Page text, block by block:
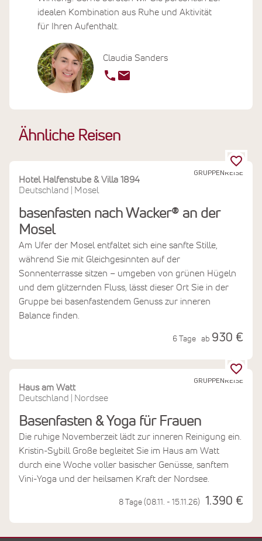
Ähnliche Reisen
GRUPPENREISE
Hotel Halfenstube & Villa 1894
Deutschland
Mosel
basenfasten nach Wacker® an der
Mosel
Am Ufer der Mosel entfaltet sich eine sanfte Stille,
während Sie mit Gleichgesinnten auf der
Sonnenterrasse sitzen – umgeben von grünen Hügeln
und dem glitzernden Fluss, lässt dieser Ort Sie in der
Gruppe bei basenfastendem Genuss zur inneren
Balance finden.
6 Tage ab 930 €
GRUPPENREISE
Haus am Watt
Deutschland
Nordsee
Basenfasten & Yoga für Frauen
Die ruhige Novemberzeit lädt zur inneren Reinigung ein.
Kristin-Sybill Große begleitet Sie im Haus am Watt
durch eine Woche voller basischer Genüsse, sanftem
Vini-Yoga und der heilsamen Kraft der Nordsee.
8 Tage (08.11. - 15.11.26) 1.390 €
Claudia Sanders
idealen Kombination aus Ruhe und Aktivität
für Ihren Aufenthalt.